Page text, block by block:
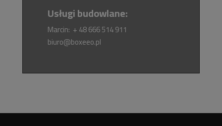
Usługi budowlane:
Marcin: + 48 666 514 911
biuro@boxeeo.pl